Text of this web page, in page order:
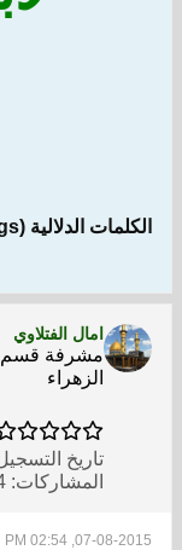
الكلمات الدلالية (Tags):
امال الفتلاوي
مشرفة قسم
الزهراء
تاريخ
المشاركات:
07-08-2015, 02:54 PM